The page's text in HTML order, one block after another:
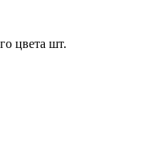
цвета шт.